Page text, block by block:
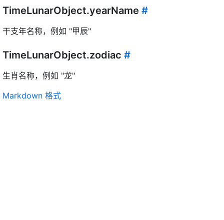
TimeLunarObject.yearName #
干支年名称，例如 "甲辰"
TimeLunarObject.zodiac #
生肖名称，例如 "龙"
Markdown 格式